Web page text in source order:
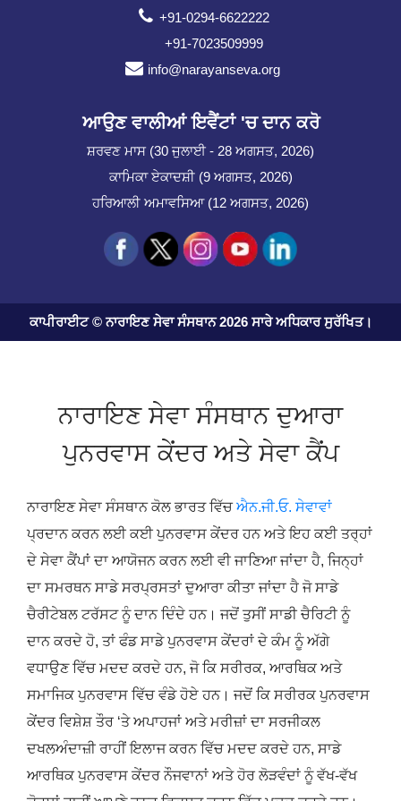
+91-0294-6622222
+91-7023509999
info@narayanseva.org
ਆਉਣ ਵਾਲੀਆਂ ਇਵੈਂਟਾਂ 'ਚ ਦਾਨ ਕਰੋ
ਸ਼ਰਵਣ ਮਾਸ (30 ਜੁਲਾਈ - 28 ਅਗਸਤ, 2026)
ਕਾਮਿਕਾ ਏਕਾਦਸ਼ੀ (9 ਅਗਸਤ, 2026)
ਹਰਿਆਲੀ ਅਮਾਵਸਿਆ (12 ਅਗਸਤ, 2026)
ਕਾਪੀਰਾਈਟ © ਨਾਰਾਇਣ ਸੇਵਾ ਸੰਸਥਾਨ 2026 ਸਾਰੇ ਅਧਿਕਾਰ ਸੁਰੱਖਿਤ।
ਨਾਰਾਇਣ ਸੇਵਾ ਸੰਸਥਾਨ ਦੁਆਰਾ
ਪੁਨਰਵਾਸ ਕੇਂਦਰ ਅਤੇ ਸੇਵਾ ਕੈਂਪ
ਨਾਰਾਇਣ ਸੇਵਾ ਸੰਸਥਾਨ ਕੋਲ ਭਾਰਤ ਵਿੱਚਐਨ.ਜੀ.ਓ. ਸੇਵਾਵਾਂ
ਪ੍ਰਦਾਨ ਕਰਨ ਲਈ ਕਈ ਪੁਨਰਵਾਸ ਕੇਂਦਰ ਹਨ ਅਤੇ ਇਹ ਕਈ ਤਰ੍ਹਾਂ
ਦੇ ਸੇਵਾ ਕੈਂਪਾਂ ਦਾ ਆਯੋਜਨ ਕਰਨ ਲਈ ਵੀ ਜਾਣਿਆ ਜਾਂਦਾ ਹੈ, ਜਿਨ੍ਹਾਂ
ਦਾ ਸਮਰਥਨ ਸਾਡੇ ਸਰਪ੍ਰਸਤਾਂ ਦੁਆਰਾ ਕੀਤਾ ਜਾਂਦਾ ਹੈ ਜੋ ਸਾਡੇ
ਚੈਰੀਟੇਬਲ ਟਰੱਸਟ ਨੂੰ ਦਾਨ ਦਿੰਦੇ ਹਨ। ਜਦੋਂ ਤੁਸੀਂ ਸਾਡੀ ਚੈਰਿਟੀ ਨੂੰ
ਦਾਨ ਕਰਦੇ ਹੋ, ਤਾਂ ਫੰਡ ਸਾਡੇ ਪੁਨਰਵਾਸ ਕੇਂਦਰਾਂ ਦੇ ਕੰਮ ਨੂੰ ਅੱਗੇ
ਵਧਾਉਣ ਵਿੱਚ ਮਦਦ ਕਰਦੇ ਹਨ, ਜੋ ਕਿ ਸਰੀਰਕ, ਆਰਥਿਕ ਅਤੇ
ਸਮਾਜਿਕ ਪੁਨਰਵਾਸ ਵਿੱਚ ਵੰਡੇ ਹੋਏ ਹਨ। ਜਦੋਂ ਕਿ ਸਰੀਰਕ ਪੁਨਰਵਾਸ
ਕੇਂਦਰ ਵਿਸ਼ੇਸ਼ ਤੌਰ ‘ਤੇ ਅਪਾਹਜਾਂ ਅਤੇ ਮਰੀਜ਼ਾਂ ਦਾ ਸਰਜੀਕਲ
ਦਖਲਅੰਦਾਜ਼ੀ ਰਾਹੀਂ ਇਲਾਜ ਕਰਨ ਵਿੱਚ ਮਦਦ ਕਰਦੇ ਹਨ, ਸਾਡੇ
ਆਰਥਿਕ ਪੁਨਰਵਾਸ ਕੇਂਦਰ ਨੌਜਵਾਨਾਂ ਅਤੇ ਹੋਰ ਲੋੜਵੰਦਾਂ ਨੂੰ ਵੱਖ-ਵੱਖ